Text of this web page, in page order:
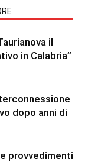
il
in Calabria”
dopo anni di
provvedimenti